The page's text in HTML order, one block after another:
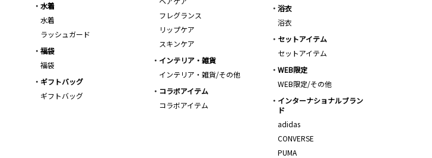
フレグランス
リップケア
スキンケア
水着
水着
ラッシュガード
浴衣
浴衣
セットアイテム
セットアイテム
福袋
福袋
インテリア・雑貨
インテリア・雑貨/その他
WEB限定
WEB限定/その他
ギフトバッグ
ギフトバッグ
コラボアイテム
コラボアイテム
インターナショナルブラン
ド
adidas
CONVERSE
PUMA